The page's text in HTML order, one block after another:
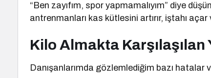
“Ben zayıfım, spor yapmamalıyım” diye
antrenmanları kas kütlesini artırır, iştahı açar
Kilo Almakta Karşılaşılan
Danışanlarımda gözlemlediğim bazı hatalar